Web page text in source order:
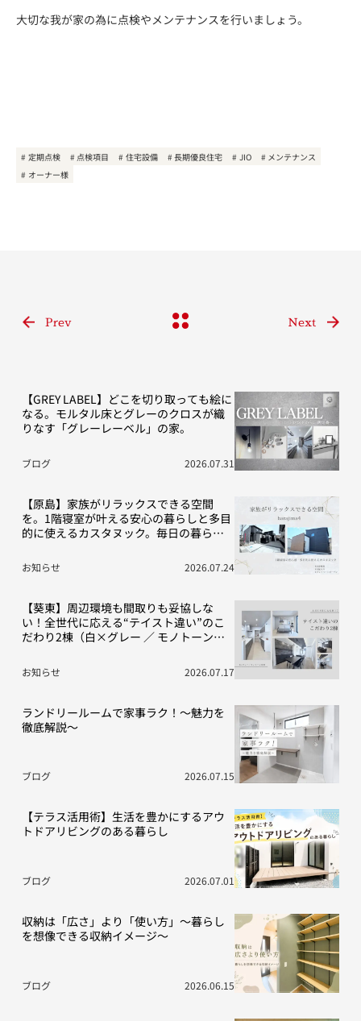
大切な我が家の為に点検やメンテナンスを行いましょう。
定期点検 点検項目 住宅設備 長期優良住宅 JIO
メンテナンス
オーナー様
Prev Next
【GREY LABEL】どこを切り取っても絵に
なる。モルタル床とグレーのクロスが織
りなす「グレーレーベル」の家。
ブログ 2026.07.31
【原島】家族がリラックスできる空間
を。1階寝室が叶える安心の暮らしと多目
的に使えるカスタヌック。毎日の暮らし
お知らせ 2026.07.24
【葵東】周辺環境も間取りも妥協しな
い！全世代に応える“テイスト違い”のこ
だわり2棟（白×グレー ／ モノトーン空
お知らせ 2026.07.17
ランドリールームで家事ラク！～魅力を
徹底解説～
ブログ 2026.07.15
【テラス活用術】生活を豊かにするアウ
トドアリビングのある暮らし
ブログ 2026.07.01
収納は「広さ」より「使い方」～暮らし
を想像できる収納イメージ～
ブログ 2026.06.15